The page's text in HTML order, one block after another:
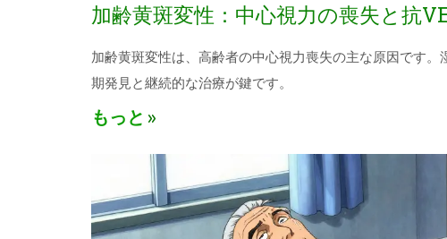
加齢黄斑変性：中心視力の喪失と抗
加齢黄斑変性は、高齢者の中心視力喪失の主な原因です
期発見と継続的な治療が鍵です。
もっと